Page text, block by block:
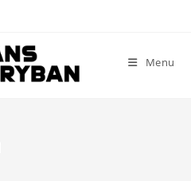
Menu